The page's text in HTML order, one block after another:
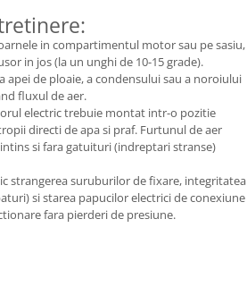
in compartimentul motor sau pe sasiu,
in jos (la un unghi de 10-15 grade).
apei de ploaie, a condensului sau a noroiului
fluxul de aer.
electric trebuie montat intr-o pozitie
directi de apa si praf. Furtunul de aer
si fara gatuituri (indreptari stranse)
strangerea suruburilor de fixare, integritatea
si starea papucilor electrici de conexiune
fara pierderi de presiune.